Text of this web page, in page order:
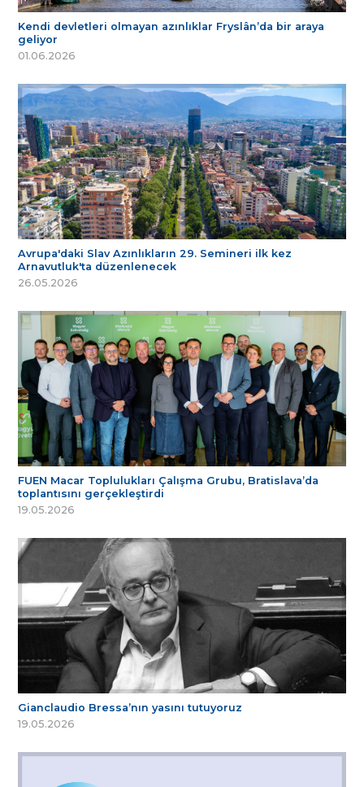
Kendi devletleri olmayan azınlıklar Fryslân’da bir araya
geliyor
01.06.2026
Avrupa'daki Slav Azınlıkların 29. Semineri ilk kez
Arnavutluk'ta düzenlenecek
26.05.2026
FUEN Macar Toplulukları Çalışma Grubu, Bratislava’da
toplantısını gerçekleştirdi
19.05.2026
Gianclaudio Bressa’nın yasını tutuyoruz
19.05.2026